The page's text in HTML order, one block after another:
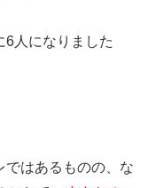
6人になりました
ではあるものの、な